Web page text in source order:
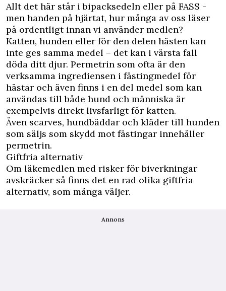
Allt det här står i bipacksedeln eller på FASS -
men handen på hjärtat, hur många av oss läser
på ordentligt innan vi använder medlen?
Katten, hunden eller för den delen hästen kan
inte ges samma medel – det kan i värsta fall
döda ditt djur. Permetrin som ofta är den
verksamma ingrediensen i fästingmedel för
hästar och även finns i en del medel som kan
användas till både hund och människa är
exempelvis direkt livsfarligt för katten.
Även scarves, hundbäddar och kläder till hunden
som säljs som skydd mot fästingar innehåller
permetrin.
Giftfria alternativ
Om läkemedlen med risker för biverkningar
avskräcker så finns det en rad olika giftfria
alternativ, som många väljer.
Annons